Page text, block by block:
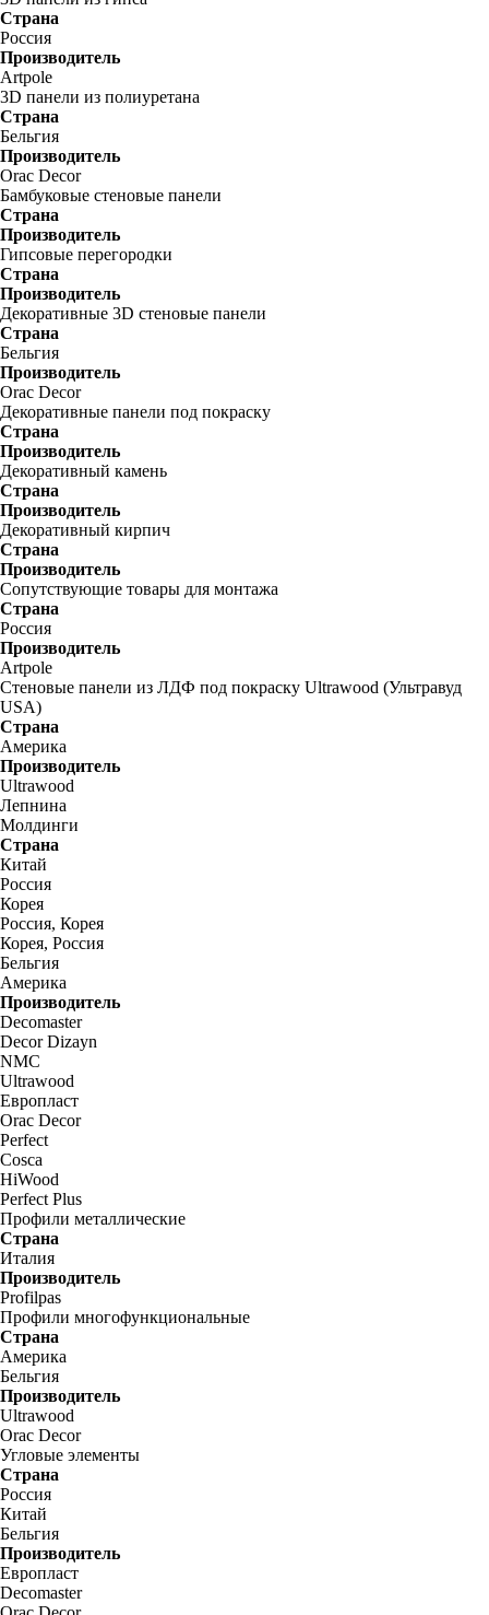
Страна
Россия
Производитель
Artpole
3D панели из полиуретана
Страна
Бельгия
Производитель
Orac Decor
Бамбуковые стеновые панели
Страна
Производитель
Гипсовые перегородки
Страна
Производитель
Декоративные 3D стеновые панели
Страна
Бельгия
Производитель
Orac Decor
Декоративные панели под покраску
Страна
Производитель
Декоративный камень
Страна
Производитель
Декоративный кирпич
Страна
Производитель
Сопутствующие товары для монтажа
Страна
Россия
Производитель
Artpole
Стеновые панели из ЛДФ под покраску Ultrawood (Ультравуд
USA)
Страна
Америка
Производитель
Ultrawood
Лепнина
Молдинги
Страна
Китай
Россия
Корея
Россия, Корея
Корея, Россия
Бельгия
Америка
Производитель
Decomaster
Decor Dizayn
NMC
Ultrawood
Европласт
Orac Decor
Perfect
Cosca
HiWood
Perfect Plus
Профили металлические
Страна
Италия
Производитель
Profilpas
Профили многофункциональные
Страна
Америка
Бельгия
Производитель
Ultrawood
Orac Decor
Угловые элементы
Страна
Россия
Китай
Бельгия
Производитель
Европласт
Decomaster